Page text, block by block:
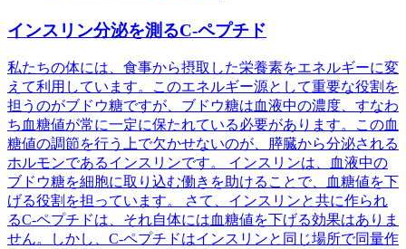
インスリン分泌を測るC-ペプチド
私たちの体には、食事から摂取した栄養素をエネルギーに変
えて利用しています。このエネルギー源として重要な役割を
担うのがブドウ糖ですが、ブドウ糖は血液中の濃度、すなわ
ち血糖値が常に一定に保たれている必要があります。この血
糖値の調節を行う上で欠かせないのが、膵臓から分泌される
ホルモンであるインスリンです。 インスリンは、血液中の
ブドウ糖を細胞に取り込む働きを助けることで、血糖値を下
げる役割を担っています。 さて、インスリンと共に作られ
るC-ペプチドは、それ自体には血糖値を下げる効果はありま
せん。しかし、C-ペプチドはインスリンと同じ場所で同量作